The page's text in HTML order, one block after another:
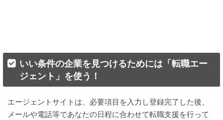
いい条件の企業を見つけるためには「転職エー
ジェント」を使う！
エージェントサイトは、必要項目を入力し登録完了した後、
メールや電話等であなたの日程に合わせて転職支援を行って